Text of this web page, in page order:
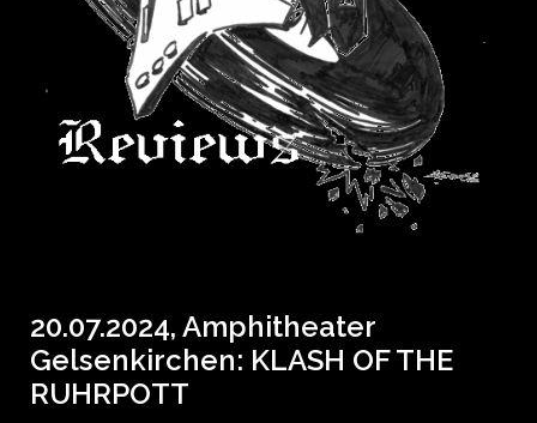
20.07.2024, Amphitheater
Gelsenkirchen: KLASH OF THE
RUHRPOTT